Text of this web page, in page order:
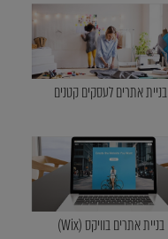
בניית אתרים לעסקים קטנים
בניית אתרים בוויקס (Wix)